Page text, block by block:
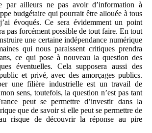
par ailleurs ne pas avoir d’information à
budgétaire qui pourrait être allouée à tous
évoqués. Ce sera évidemment un point
pas forcément possible de tout faire. En tout
une certaine indépendance numérique
qui nous paraissent critiques prendra
ce qui pose à nouveau la question des
éventuelles. Cela supposera aussi des
et privé, avec des amorçages publics.
une filière industrielle est un travail de
sens, toutefois, la question n’est pas tant
peut se permettre d’investir dans la
que de savoir si elle peut se permettre de
risque de découvrir la réponse au pire